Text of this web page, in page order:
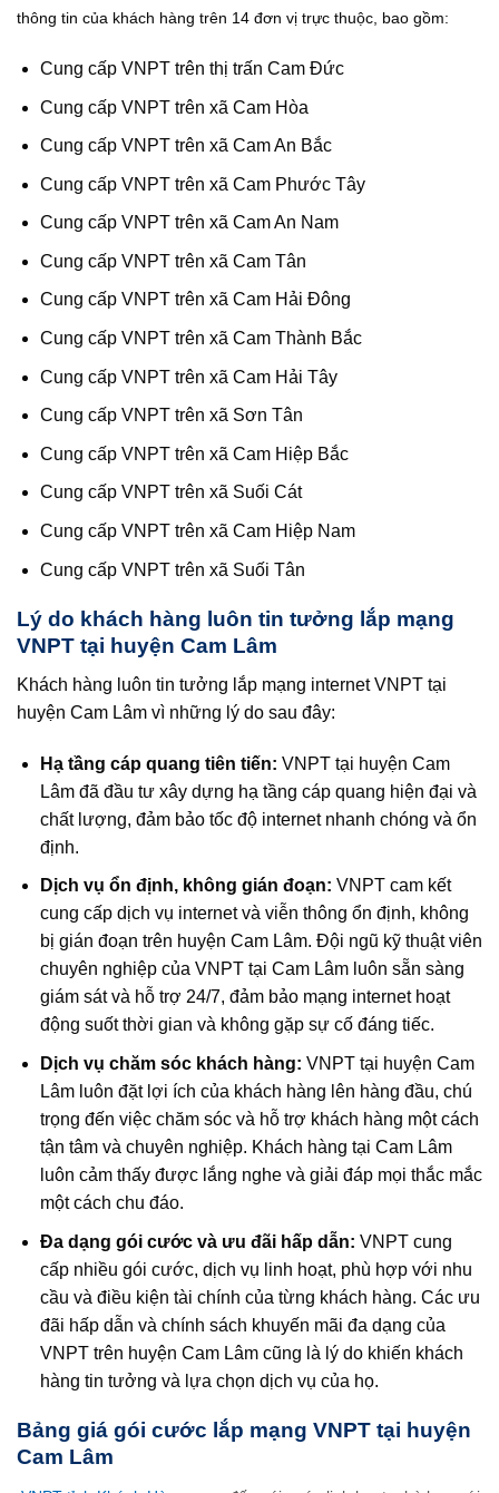
thông tin của khách hàng trên 14 đơn vị trực thuộc, bao gồm:
Cung cấp VNPT trên thị trấn Cam Đức
Cung cấp VNPT trên xã Cam Hòa
Cung cấp VNPT trên xã Cam An Bắc
Cung cấp VNPT trên xã Cam Phước Tây
Cung cấp VNPT trên xã Cam An Nam
Cung cấp VNPT trên xã Cam Tân
Cung cấp VNPT trên xã Cam Hải Đông
Cung cấp VNPT trên xã Cam Thành Bắc
Cung cấp VNPT trên xã Cam Hải Tây
Cung cấp VNPT trên xã Sơn Tân
Cung cấp VNPT trên xã Cam Hiệp Bắc
Cung cấp VNPT trên xã Suối Cát
Cung cấp VNPT trên xã Cam Hiệp Nam
Cung cấp VNPT trên xã Suối Tân
Lý do khách hàng luôn tin tưởng lắp mạng
VNPT tại huyện Cam Lâm
Khách hàng luôn tin tưởng lắp mạng internet VNPT tại
huyện Cam Lâm vì những lý do sau đây:
Hạ tầng cáp quang tiên tiến: VNPT tại huyện Cam
Lâm đã đầu tư xây dựng hạ tầng cáp quang hiện đại và
chất lượng, đảm bảo tốc độ internet nhanh chóng và ổn
định.
Dịch vụ ổn định, không gián đoạn: VNPT cam kết
cung cấp dịch vụ internet và viễn thông ổn định, không
bị gián đoạn trên huyện Cam Lâm. Đội ngũ kỹ thuật viên
chuyên nghiệp của VNPT tại Cam Lâm luôn sẵn sàng
giám sát và hỗ trợ 24/7, đảm bảo mạng internet hoạt
động suốt thời gian và không gặp sự cố đáng tiếc.
Dịch vụ chăm sóc khách hàng: VNPT tại huyện Cam
Lâm luôn đặt lợi ích của khách hàng lên hàng đầu, chú
trọng đến việc chăm sóc và hỗ trợ khách hàng một cách
tận tâm và chuyên nghiệp. Khách hàng tại Cam Lâm
luôn cảm thấy được lắng nghe và giải đáp mọi thắc mắc
một cách chu đáo.
Đa dạng gói cước và ưu đãi hấp dẫn: VNPT cung
cấp nhiều gói cước, dịch vụ linh hoạt, phù hợp với nhu
cầu và điều kiện tài chính của từng khách hàng. Các ưu
đãi hấp dẫn và chính sách khuyến mãi đa dạng của
VNPT trên huyện Cam Lâm cũng là lý do khiến khách
hàng tin tưởng và lựa chọn dịch vụ của họ.
Bảng giá gói cước lắp mạng VNPT tại huyện
Cam Lâm